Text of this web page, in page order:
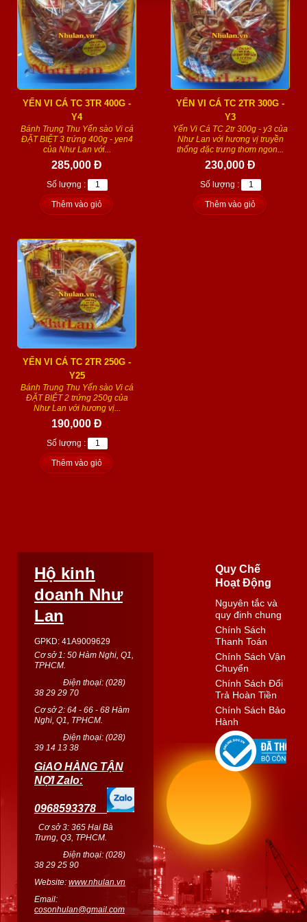
YẾN VI CÁ TC 3TR 400G -
Y4
Bánh Trung Thu Yến sào Vi cá
ĐẶT BIỆT 3 trứng 400g - yen4
của Như Lan với...
285,000 Đ
Số lượng :
Thêm vào giỏ
YẾN VI CÁ TC 2TR 300G -
Y3
Yến Vi Cá TC 2tr 300g - y3 của
Như Lan với hương vị truyền
thống đặc trưng thơm ngon...
230,000 Đ
Số lượng :
Thêm vào giỏ
YẾN VI CÁ TC 2TR 250G -
Y25
Bánh Trung Thu Yến sào Vi cá
ĐẶT BIỆT 2 trứng 250g của
Như Lan với hương vị...
190,000 Đ
Số lượng :
Thêm vào giỏ
Hộ kinh
doanh Như
Lan
GPKD: 41A9009629
Cơ sở 1: 50 Hàm Nghi, Q1,
TPHCM.
Điện thoại: (028)
38 29 29 70
Cơ sở 2: 64 - 66 - 68 Hàm
Nghi, Q1, TPHCM.
Điện thoại: (028)
39 14 13 38
GiAO HÀNG TẬN
NỢI Zalo:
0968593378
Cơ sở 3: 365 Hai Bà
Trưng, Q3, TPHCM.
Điện thoại: (028)
38 29 25 90
Website: www.nhulan.vn
Email:
cosonhulan@gmail.com
Quy Chế
Hoạt Động
Nguyên tắc và
quy định chung
Chính Sách
Thanh Toán
Chính Sách Vận
Chuyển
Chính Sách Đổi
Trả Hoàn Tiền
Chính Sách Bảo
Hành